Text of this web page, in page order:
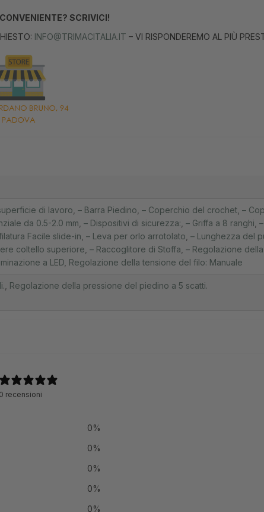
SCRIVICI!
INFO@TRIMACITALIA.IT – VI RISPONDEREMO AL PIÙ
di lavoro – Barra Piedino – Coperchio del crochet –
da 0.5-2.0 mm – Dispositivi di sicurezza: – Griffa a 8 ranghi
Facile slide-in – Leva per orlo arrotolato – Lunghezza del
coltello superiore – Raccoglitore di Stoffa – Regolazione
a LED Regolazione della tensione del filo: Manuale
Regolazione della pressione del piedino a 5 scatti.
0 recensioni
0%
0%
0%
0%
0%